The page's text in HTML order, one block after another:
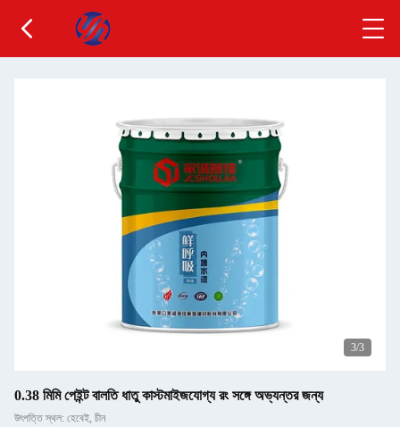
3/3
0.38 মিমি পেইন্ট বালতি ধাতু কাস্টমাইজযোগ্য রং সঙ্গে অভ্যন্তর জন্য
উৎপত্তি স্থল: হেবেই, চীন